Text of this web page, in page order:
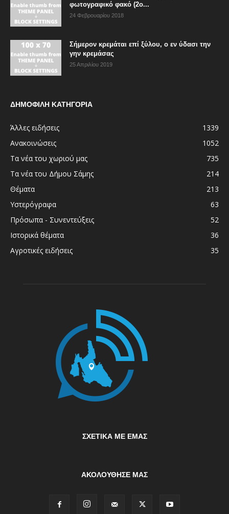
φωτογραφικό φακό (2ο...
24 Φεβρουαρίου 2018
Σήμερον κρεμάται επί ξύλου, ο εν ύδασι την
γην κρεμάσας
25 Απριλίου 2019
ΔΗΜΟΦΙΛΗ ΚΑΤΗΓΟΡΙΑ
Άλλες ειδήσεις
1339
Ανακοινώσεις
1052
Τα νέα του χωριού μας
735
Τα νέα του Δήμου Σάμης
214
Θέματα
213
Υστερόγραφα
63
Πρόσωπα - Συνεντεύξεις
52
Ιστορικά θέματα
36
Αγροτικές ειδήσεις
35
ΣΧΕΤΙΚΆ ΜΕ ΕΜΆΣ
ΑΚΟΛΟΥΘΗΣΕ ΜΑΣ